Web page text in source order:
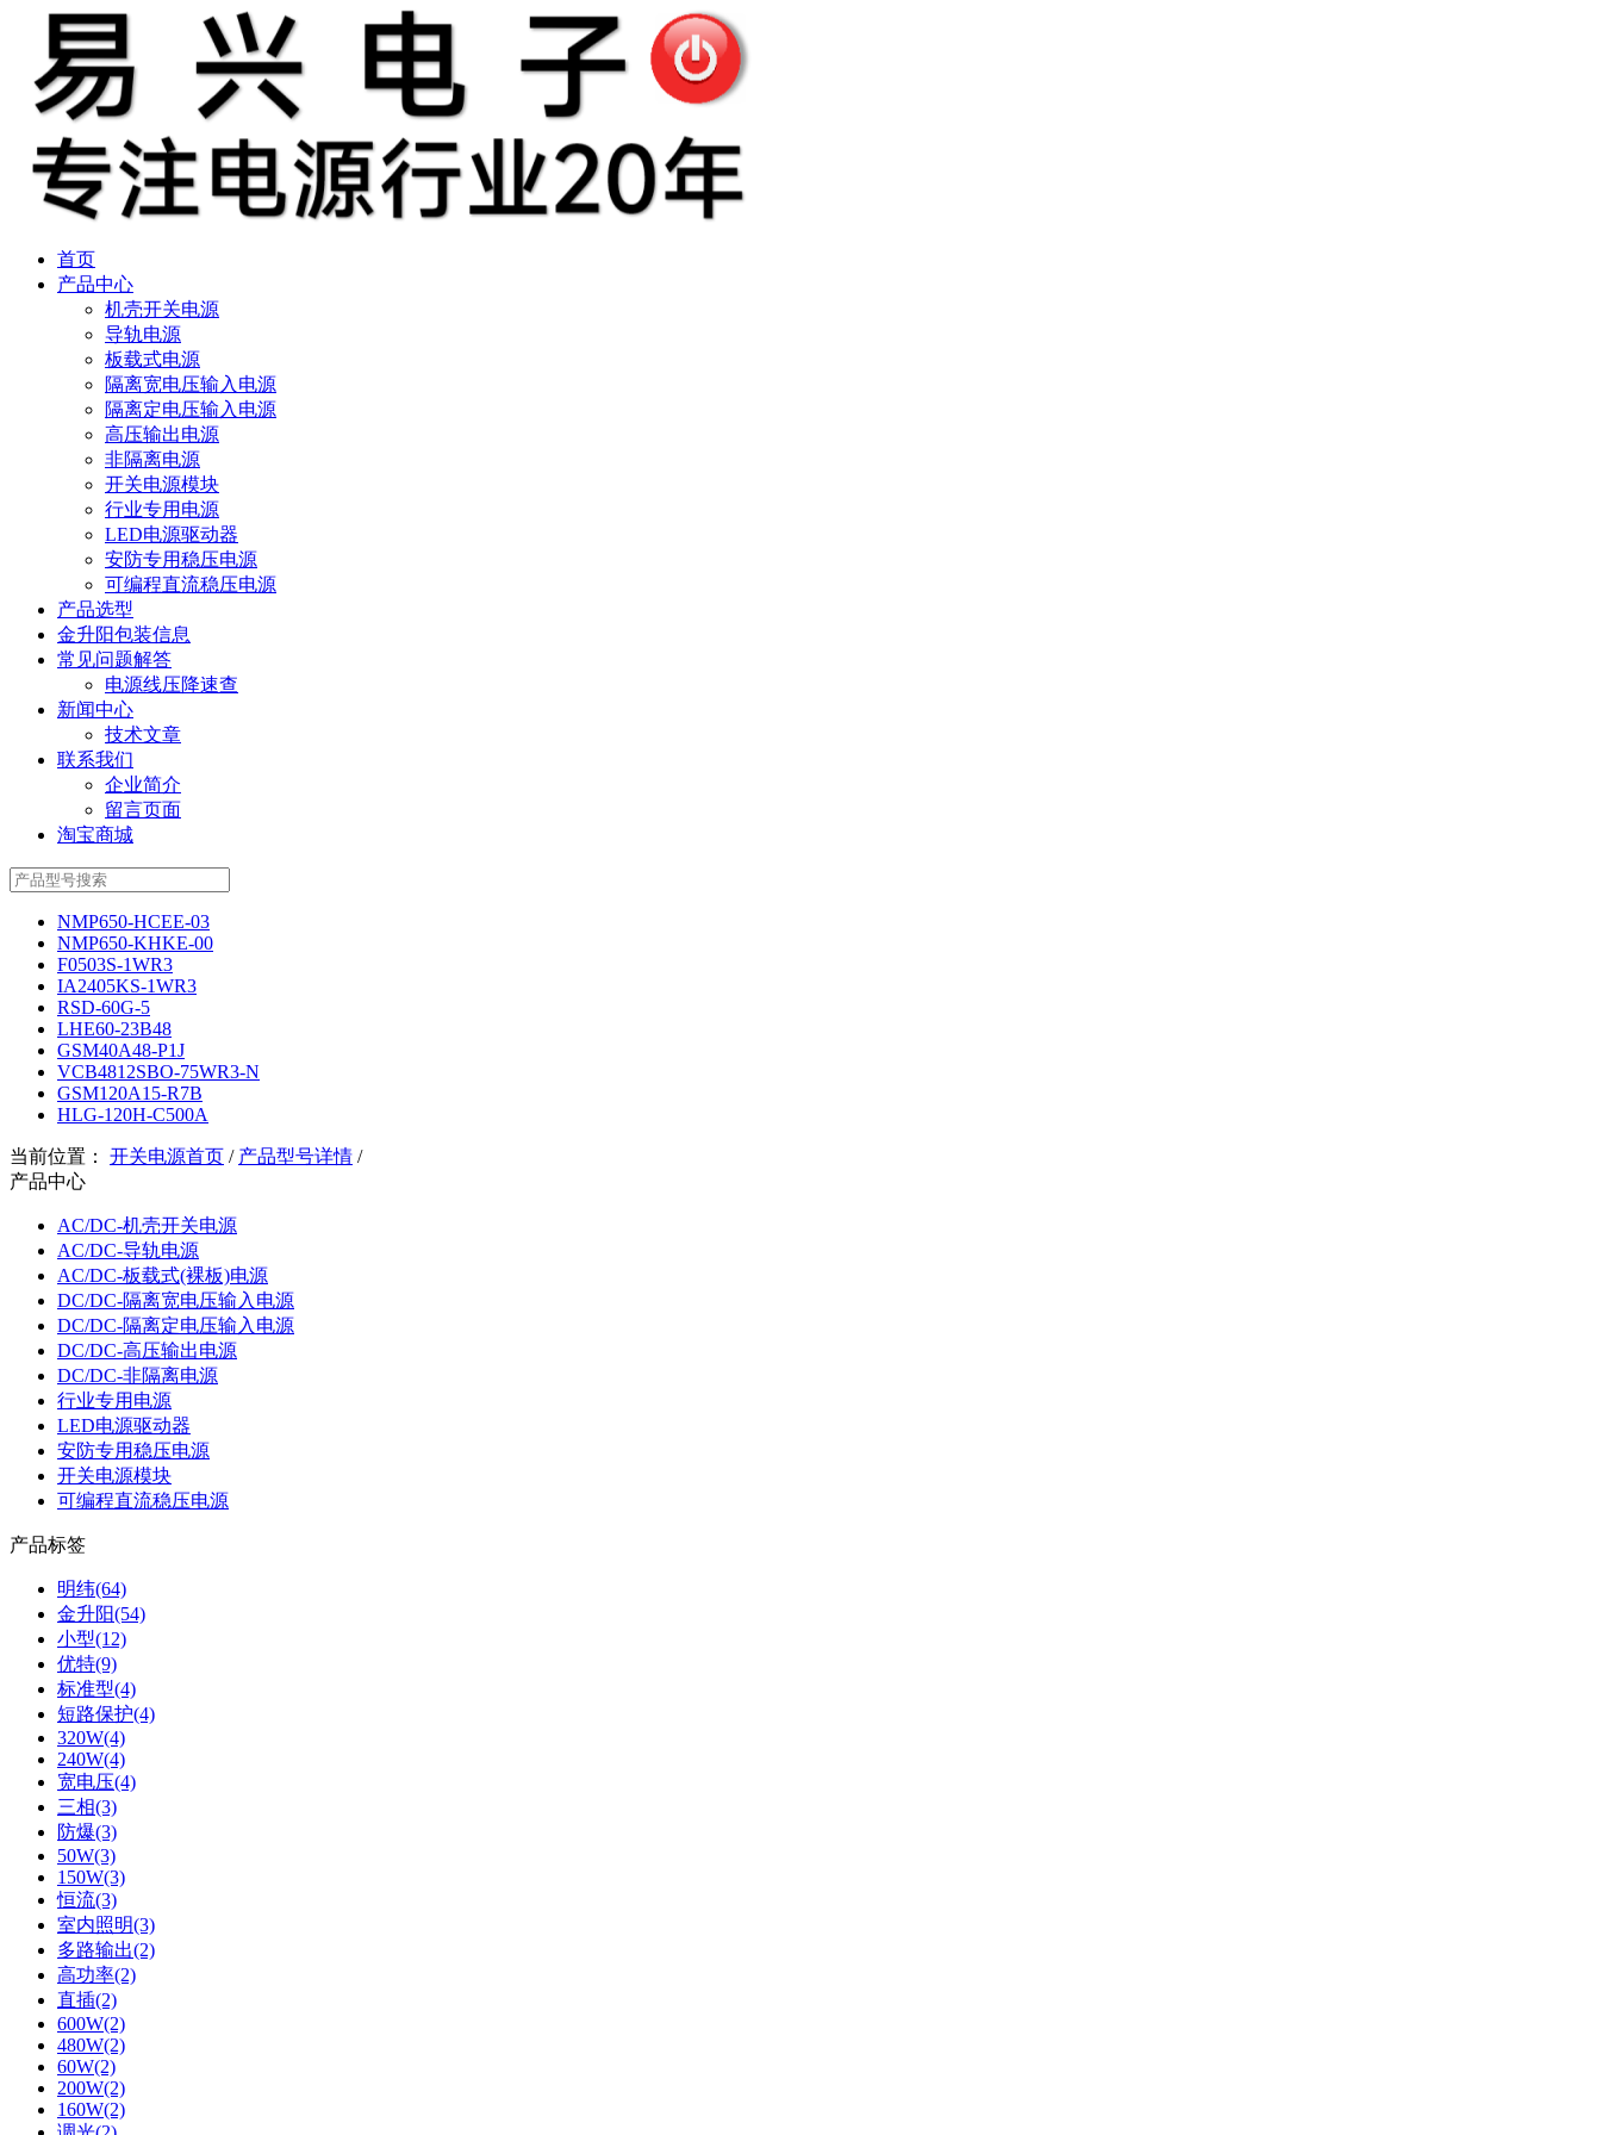
首页
产品中心
机壳开关电源
导轨电源
板载式电源
隔离宽电压输入电源
隔离定电压输入电源
高压输出电源
非隔离电源
开关电源模块
行业专用电源
LED电源驱动器
安防专用稳压电源
可编程直流稳压电源
产品选型
金升阳包装信息
常见问题解答
电源线压降速查
新闻中心
技术文章
联系我们
企业简介
留言页面
淘宝商城
NMP650-HCEE-03
NMP650-KHKE-00
F0503S-1WR3
IA2405KS-1WR3
RSD-60G-5
LHE60-23B48
GSM40A48-P1J
VCB4812SBO-75WR3-N
GSM120A15-R7B
HLG-120H-C500A
当前位置： 开关电源首页 / 产品型号详情 /
产品中心
AC/DC-机壳开关电源
AC/DC-导轨电源
AC/DC-板载式(裸板)电源
DC/DC-隔离宽电压输入电源
DC/DC-隔离定电压输入电源
DC/DC-高压输出电源
DC/DC-非隔离电源
行业专用电源
LED电源驱动器
安防专用稳压电源
开关电源模块
可编程直流稳压电源
产品标签
明纬(64)
金升阳(54)
小型(12)
优特(9)
标准型(4)
短路保护(4)
320W(4)
240W(4)
宽电压(4)
三相(3)
防爆(3)
50W(3)
150W(3)
恒流(3)
室内照明(3)
多路输出(2)
高功率(2)
直插(2)
600W(2)
480W(2)
60W(2)
200W(2)
160W(2)